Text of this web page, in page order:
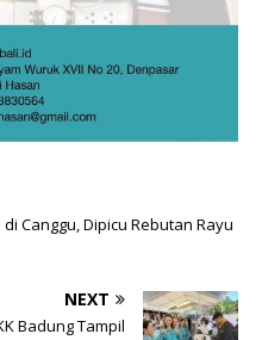
Canggu, Dipicu Rebutan Rayu
NEXT
Badung Tampil